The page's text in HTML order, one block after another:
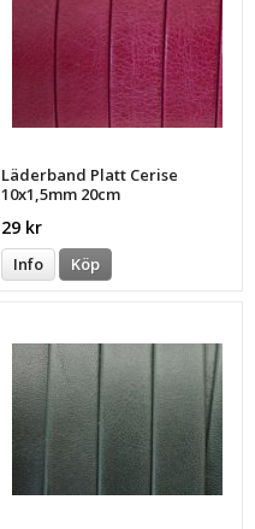
Läderband Platt Cerise
10x1,5mm 20cm
29 kr
Info Köp